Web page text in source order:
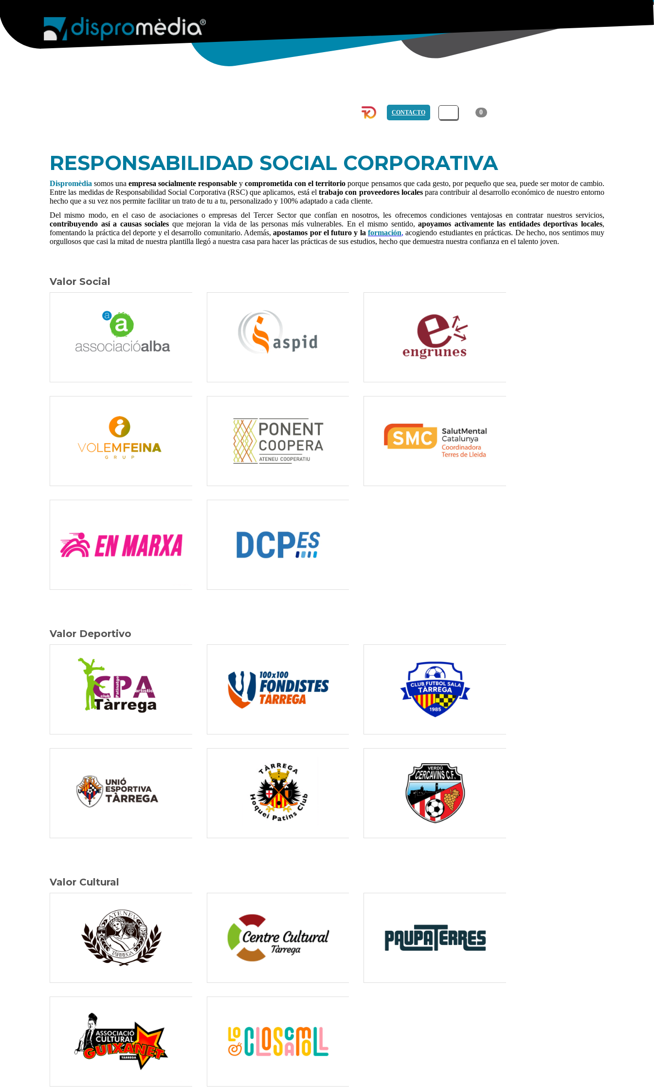
CONTACTO 0
RESPONSABILIDAD SOCIAL CORPORATIVA
Dispromèdia somos unaempresa socialmente responsable ycomprometida con el territorioporque pensamos que cada gesto, por pequeño que sea, puede ser motor de cambio.
Entre las medidas de Responsabilidad Social Corporativa (RSC) que aplicamos, está eltrabajo con proveedores localespara contribuir al desarrollo económico de nuestro entorno
hecho que a su vez nos permite facilitar un trato de tu a tu, personalizado y 100% adaptado a cada cliente.
Del mismo modo, en el caso de asociaciones o empresas del Tercer Sector que confían en nosotros, les ofrecemos condiciones ventajosas en contratar nuestros servicios,
contribuyendo así a causas sociales que mejoran la vida de las personas más vulnerables. En el mismo sentido,apoyamos activamente las entidades deportivas locales,
fomentando la práctica del deporte y el desarrollo comunitario. Además,apostamos por el futuro y laformación, acogiendo estudiantes en prácticas. De hecho, nos sentimos muy
orgullosos que casi la mitad de nuestra plantilla llegó a nuestra casa para hacer las prácticas de sus estudios, hecho que demuestra nuestra confianza en el talento joven.
Valor Social
Valor Deportivo
Valor Cultural